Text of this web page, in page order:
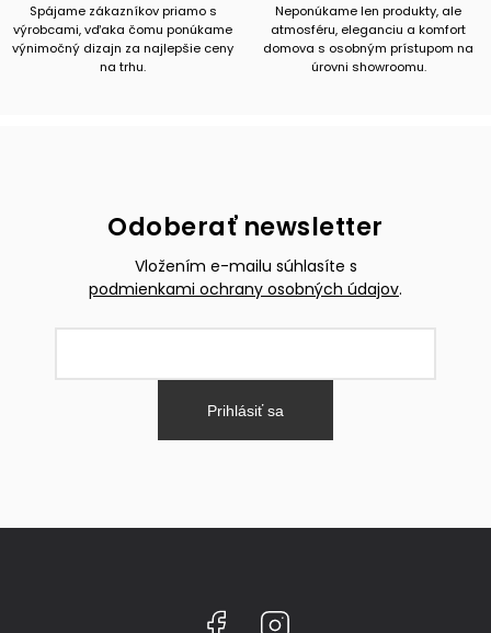
Spájame zákazníkov priamo s
výrobcami, vďaka čomu ponúkame
výnimočný dizajn za najlepšie ceny
na trhu.
Neponúkame len produkty, ale
atmosféru, eleganciu a komfort
domova s osobným prístupom na
úrovni showroomu.
Odoberať newsletter
Vložením e-mailu súhlasíte s
podmienkami ochrany osobných údajov.
Prihlásiť sa
Facebook